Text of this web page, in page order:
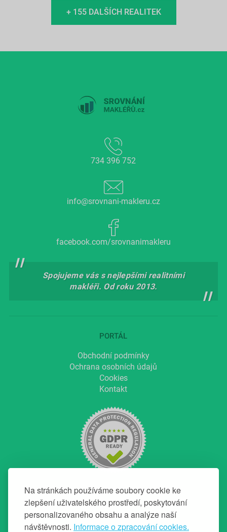
Na stránkách používáme soubory cookie ke
zlepšení uživatelského prostředí, poskytování
personalizovaného obsahu a analýze naší
návštěvnosti. Informace o zpracování cookies.
+ 155 DALŠÍCH REALITEK
734 396 752
info@srovnani-makleru.cz
facebook.com/srovnanimakleru
Spojujeme vás s nejlepšími realitními
makléři. Od roku 2013.
PORTÁL
Obchodní podmínky
Ochrana osobních údajů
Cookies
Kontakt
NAVIGACE